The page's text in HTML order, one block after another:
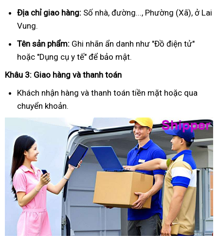
Địa chỉ giao hàng: Số nhà, đường..., Phường (Xã), ở Lai
Vung.
Tên sản phẩm: Ghi nhãn ẩn danh như "Đồ điện tử"
hoặc "Dụng cụ y tế" để bảo mật.
Khâu 3: Giao hàng và thanh toán
Khách nhận hàng và thanh toán tiền mặt hoặc qua
chuyển khoản.